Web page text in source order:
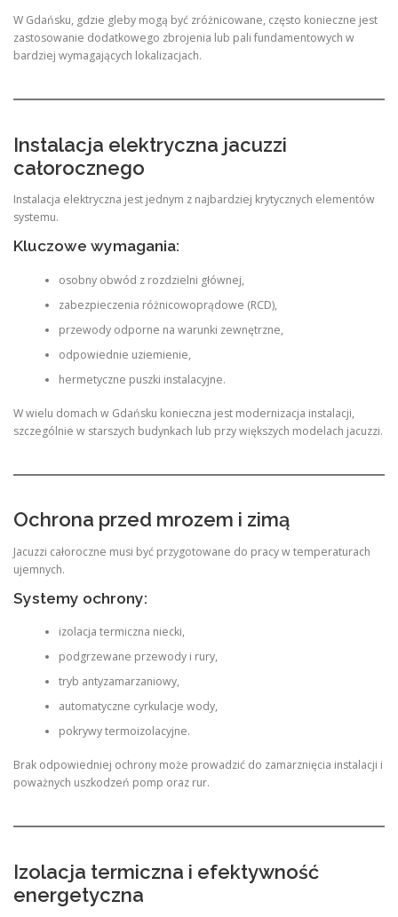
W Gdańsku, gdzie gleby mogą być zróżnicowane, często konieczne jest
zastosowanie dodatkowego zbrojenia lub pali fundamentowych w
bardziej wymagających lokalizacjach.
Instalacja elektryczna jacuzzi
całorocznego
Instalacja elektryczna jest jednym z najbardziej krytycznych elementów
systemu.
Kluczowe wymagania:
osobny obwód z rozdzielni głównej,
zabezpieczenia różnicowoprądowe (RCD),
przewody odporne na warunki zewnętrzne,
odpowiednie uziemienie,
hermetyczne puszki instalacyjne.
W wielu domach w Gdańsku konieczna jest modernizacja instalacji,
szczególnie w starszych budynkach lub przy większych modelach jacuzzi.
Ochrona przed mrozem i zimą
Jacuzzi całoroczne musi być przygotowane do pracy w temperaturach
ujemnych.
Systemy ochrony:
izolacja termiczna niecki,
podgrzewane przewody i rury,
tryb antyzamarzaniowy,
automatyczne cyrkulacje wody,
pokrywy termoizolacyjne.
Brak odpowiedniej ochrony może prowadzić do zamarznięcia instalacji i
poważnych uszkodzeń pomp oraz rur.
Izolacja termiczna i efektywność
energetyczna